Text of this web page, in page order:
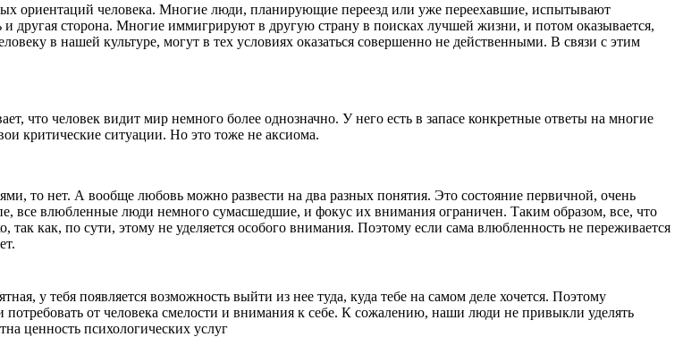
ориентаций человека. Многие люди, планирующие переезд или уже переехавшие, испытывают
другая сторона. Многие иммигрируют в другую страну в поисках лучшей жизни, и потом оказывается,
в нашей культуре, могут в тех условиях оказаться совершенно не действенными. В связи с этим
что человек видит мир немного более однозначно. У него есть в запасе конкретные ответы на многие
критические ситуации. Но это тоже не аксиома.
то нет. А вообще любовь можно развести на два разных понятия. Это состояние первичной, очень
все влюбленные люди немного сумасшедшие, и фокус их внимания ограничен. Таким образом, все, что
так как, по сути, этому не уделяется особого внимания. Поэтому если сама влюбленность не переживается
у тебя появляется возможность выйти из нее туда, куда тебе на самом деле хочется. Поэтому
от человека смелости и внимания к себе. К сожалению, наши люди не привыкли уделять
ценность психологических услуг